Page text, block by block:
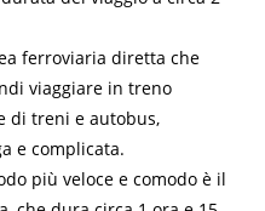
ferroviaria diretta che
viaggiare in treno
di treni e autobus,
e complicata.
più veloce e comodo è il